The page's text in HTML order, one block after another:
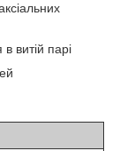
витій парі